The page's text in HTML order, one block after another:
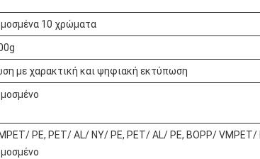
10 χρώματα
με χαρακτική και ψηφιακή εκτύπωση
PE, PET/ AL/ NY/ PE, PET/ AL/ PE, BOPP/ VMPET/